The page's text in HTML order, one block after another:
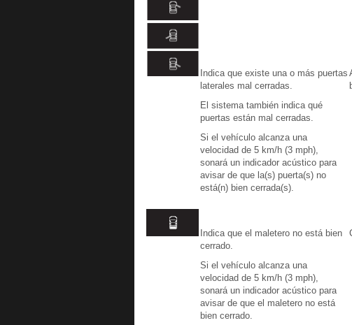
Indica que existe una o más puertas
laterales mal cerradas.
El sistema también indica qué
puertas están mal cerradas.
Si el vehículo alcanza una
velocidad de 5 km/h (3 mph),
sonará un indicador acústico para
avisar de que la(s) puerta(s) no
está(n) bien cerrada(s).
Indica que el maletero no está bien
cerrado.
Si el vehículo alcanza una
velocidad de 5 km/h (3 mph),
sonará un indicador acústico para
avisar de que el maletero no está
bien cerrado.